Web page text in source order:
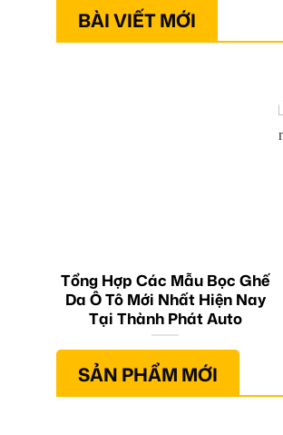
BÀI VIẾT MỚI
Tổng Hợp Các Mẫu Bọc Ghế
Da Ô Tô Mới Nhất Hiện Nay
Tại Thành Phát Auto
SẢN PHẨM MỚI